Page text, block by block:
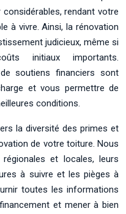
rendant votre
à vivre. Ainsi, la rénovation
judicieux, même si
initiaux importants.
soutiens financiers sont
et vous permettre de
conditions.
la diversité des primes et
de votre toiture. Nous
et locales, leurs
à suivre et les pièges à
toutes les informations
et mener à bien